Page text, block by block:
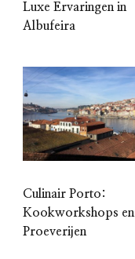
Luxe Ervaringen in
Albufeira
Culinair Porto:
Kookworkshops en
Proeverijen